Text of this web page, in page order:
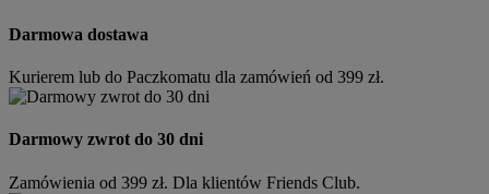
Darmowa dostawa
Kurierem lub do Paczkomatu dla zamówień od 399 zł.
Darmowy zwrot do 30 dni
Zamówienia od 399 zł. Dla klientów Friends Club.